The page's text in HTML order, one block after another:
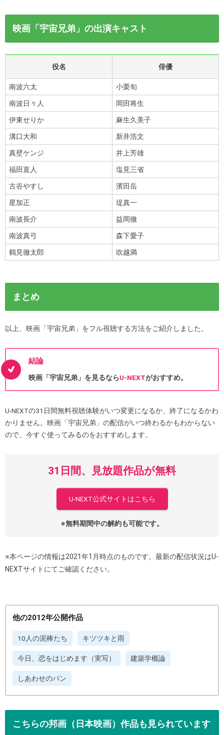
映画「宇宙兄弟」の出演キャスト
役名 俳優
南波六太 小栗旬
南波日々人 岡田将生
伊東せりか 麻生久美子
溝口大和 新井浩文
真壁ケンジ 井上芳雄
福田直人 塩見三省
古谷やすし 濱田岳
星加正 堤真一
南波長介 益岡徹
南波真弓 森下愛子
鶴見徹太郎 吹越満
まとめ
以上、映画「宇宙兄弟」をフル視聴する方法をご紹介しました。
結論
映画「宇宙兄弟」を見るならU-NEXTがおすすめ。
U-NEXTの31日間無料視聴体験がいつ変更になるか、終了になるかわ
かりません。映画「宇宙兄弟」の配信がいつ終わるかもわからない
ので、今すぐ使ってみるのをおすすめします。
31日間、見放題作品が無料
U-NEXT公式サイトはこちら
※無料期間中の解約も可能です。
※本ページの情報は2021年1月時点のものです。最新の配信状況はU-
NEXTサイトにてご確認ください。
他の2012年公開作品
10人の泥棒たち キツツキと雨
今日、恋をはじめます（実写） 建築学概論
しあわせのパン
こちらの邦画（日本映画）作品も見られています